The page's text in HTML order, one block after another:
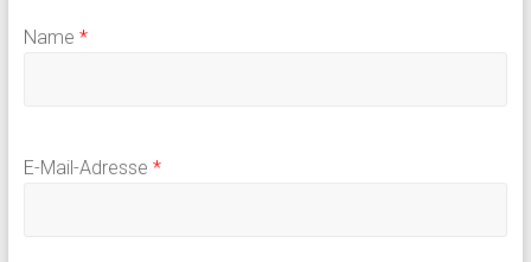
Name *
E-Mail-Adresse *